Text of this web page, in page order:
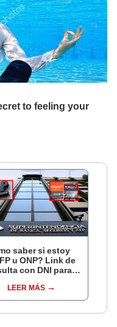
saber si estoy
u ONP? Link de
con DNI para
estás
LEER MÁS